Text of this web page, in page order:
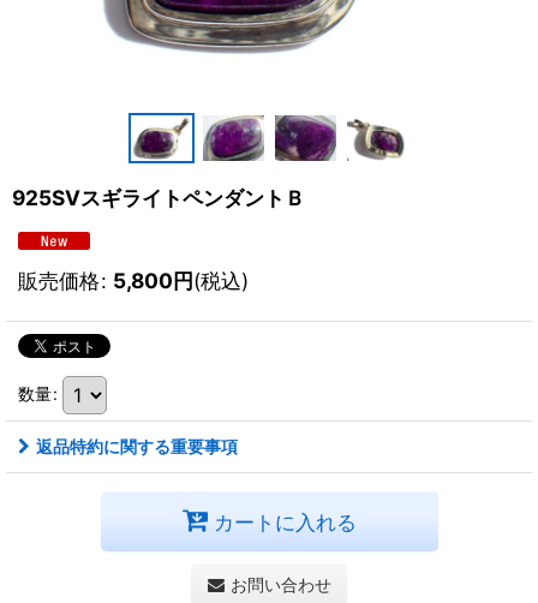
925SVスギライトペンダントＢ
販売価格: 5,800円(税込)
数量:
返品特約に関する重要事項
カートに入れる
お問い合わせ